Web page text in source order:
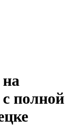
полной